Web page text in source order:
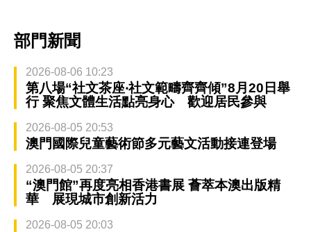
部門新聞
2026-08-06 10:23
第八場“社文茶座‧社文範疇齊齊傾”8月20日舉
行 聚焦文體生活點亮身心 歡迎居民參與
2026-08-05 20:53
澳門國際兒童藝術節多元藝文活動接連登場
2026-08-05 20:37
“澳門館”再度亮相香港書展 薈萃本澳出版精
華 展現城市創新活力
2026-08-05 20:03